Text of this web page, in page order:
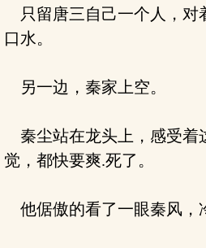
只留唐三自己一个人，对
口水。
另一边，秦家上空。
秦尘站在龙头上，感受着
觉，都快要爽.死了。
他倨傲的看了一眼秦风，